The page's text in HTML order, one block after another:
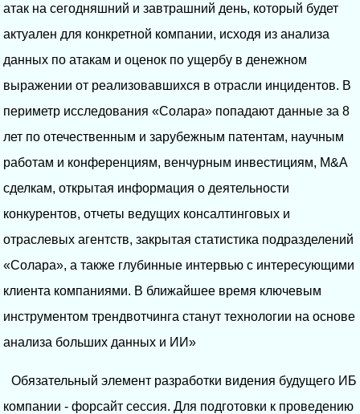
атак на сегодняшний и завтрашний день, который будет
актуален для конкретной компании, исходя из анализа
данных по атакам и оценок по ущербу в денежном
выражении от реализовавшихся в отрасли инцидентов. В
периметр исследования «Солара» попадают данные за 8
лет по отечественным и зарубежным патентам, научным
работам и конференциям, венчурным инвестициям, M&A
сделкам, открытая информация о деятельности
конкурентов, отчеты ведущих консалтинговых и
отраслевых агентств, закрытая статистика подразделений
«Солара», а также глубинные интервью с интересующими
клиента компаниями. В ближайшее время ключевым
инструментом трендвотчинга станут технологии на основе
анализа больших данных и ИИ»
Обязательный элемент разработки видения будущего ИБ
компании - форсайт сессия. Для подготовки к проведению